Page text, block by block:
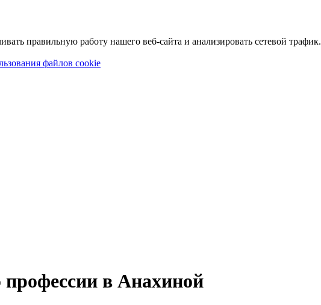
правильную работу нашего веб-сайта и анализировать сетевой трафик.
файлов cookie
профессии в Анахиной